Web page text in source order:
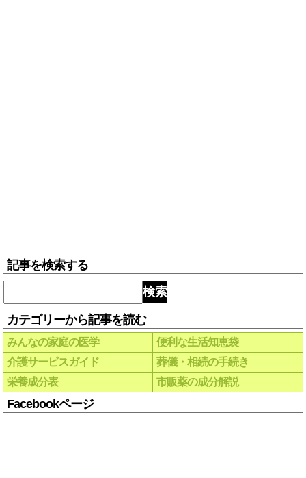
記事を検索する
検索
カテゴリーから記事を読む
みんなの家庭の医学
便利な生活知恵袋
介護サービスガイド
葬儀・相続の手続き
栄養成分表
市販薬の成分解説
Facebookページ